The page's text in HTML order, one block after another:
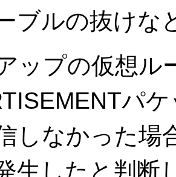
ブルの抜けな
ップの仮想ル
パ
しなかった場
生したと判断